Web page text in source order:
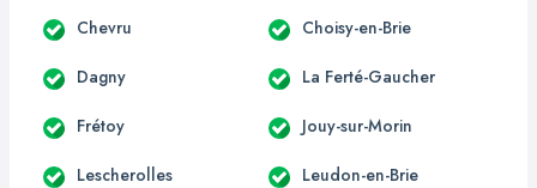
Chevru Choisy-en-Brie
Dagny La Ferté-Gaucher
Frétoy Jouy-sur-Morin
Lescherolles Leudon-en-Brie